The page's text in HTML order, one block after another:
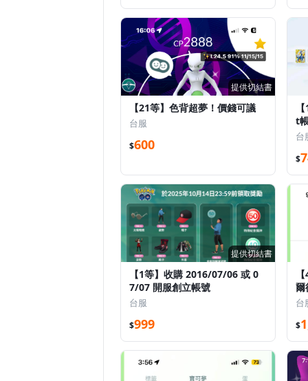
提供切結書
【21等】色背超夢！價錢可議
台服
$600
t
，
台
$
提供切結書
【1等】收購 2016/07/06 或 0
7/07 開服創立帳號
台服
$999
爾
台
$